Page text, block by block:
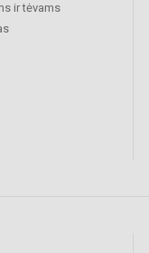
ir tėvams